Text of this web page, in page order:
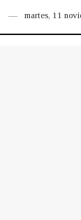
martes, 11